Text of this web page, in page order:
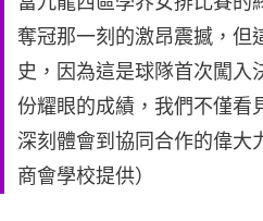
奪冠那一刻的激昂震撼，但
史，因為這是球隊首次闖入
份耀眼的成績，我們不僅看
深刻體會到協同合作的偉大
商會學校提供）